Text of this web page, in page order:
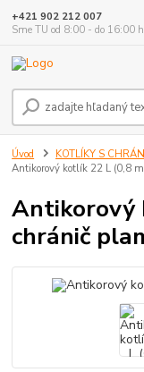
+421 902 212 007
Sme TU od 8:00 - do 16:00
Úvod KOTLÍKY S
Antikorový kotlík 22 L (0,8
Antikorový
chránič